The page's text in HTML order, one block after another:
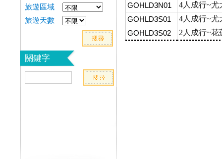
旅遊區域
旅遊天數
關鍵字
GOHLD3N01
4人成行~尤
GOHLD3S01
4人成行~尤
GOHLD3S02
2人成行~花